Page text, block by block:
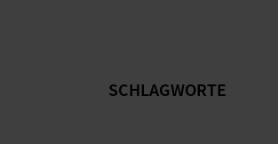
SCHLAGWORTE